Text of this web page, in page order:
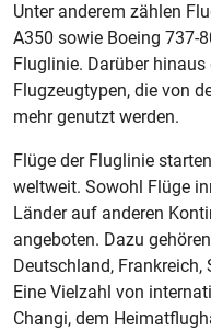
Unter anderem zählen
A350 sowie Boeing 737-
Fluglinie. Darüber
Flugzeugtypen, die von
mehr genutzt werden.
Flüge der Fluglinie
weltweit. Sowohl Flüge
Länder auf anderen
angeboten. Dazu
Deutschland,
Eine Vielzahl von
Changi, dem